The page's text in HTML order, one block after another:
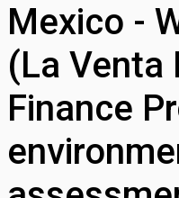
Mexico -
(La Venta
Finance